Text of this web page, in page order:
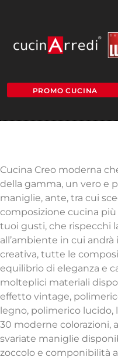
PROMO CUCINA
Cucina Creo moderna
della gamma, un vero e
maniglie, ante, tra cui
composizione cucina
tuoi gusti, che rispecchi
all’ambiente in cui
creativa, tutte le
equilibrio di eleganza e
molteplici materiali
effetto vintage,
legno, polimerico lucido,
30 moderne colorazioni,
svariate maniglie
zoccolo e componibilità